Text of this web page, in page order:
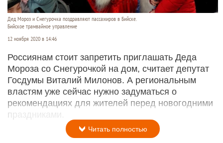
Дед Мороз и Снегурочка поздравляют пассажиров в Бийске.
Бийское трамвайное управление
12 ноября 2020 в 14:46
Россиянам стоит запретить приглашать Деда
Мороза со Снегурочкой на дом, считает депутат
Госдумы Виталий Милонов. А региональным
властям уже сейчас нужно задуматься о
рекомендациях для жителей перед новогодними
праздниками.
Читать полностью